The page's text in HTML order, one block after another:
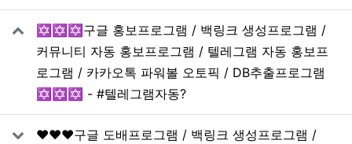
✡️✡️✡️구글 홍보프로그램 / 백링크 생성프로그램 /
커뮤니티 자동 홍보프로그램 / 텔레그램 자동 홍보프
로그램 / 카카오톡 파워볼 오토픽 / DB추출프로그램
✡️✡️✡️ - #텔레그램자동?
❤️❤️❤️구글 도배프로그램 / 백링크 생성프로그램 /